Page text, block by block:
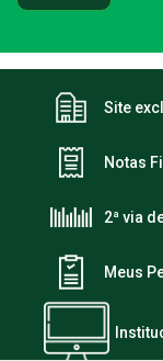
Site
Notas
2ª via
Meus